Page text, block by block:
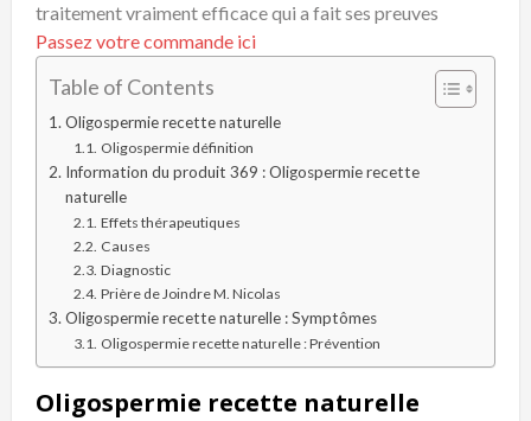
traitement vraiment efficace qui a fait ses preuves
Passez votre commande ici
Table of Contents
Oligospermie recette naturelle
Oligospermie définition
Information du produit 369 : Oligospermie recette
naturelle
Effets thérapeutiques
Causes
Diagnostic
Prière de Joindre M. Nicolas
Oligospermie recette naturelle : Symptômes
Oligospermie recette naturelle : Prévention
Oligospermie recette naturelle